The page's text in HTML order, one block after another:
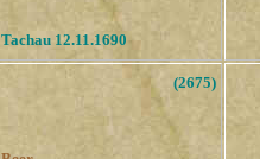
Tachau 12.11.1690
(2675)